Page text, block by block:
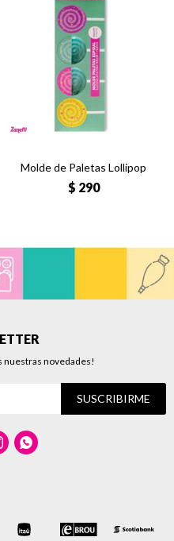
Molde de Paletas Lollipop
$ 290
nuestras novedades!
SUSCRIBIRME
